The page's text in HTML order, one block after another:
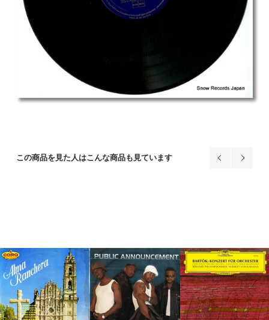
この商品を見た人はこんな商品も見ています